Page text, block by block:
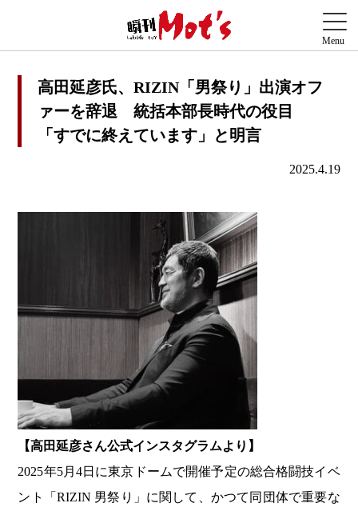
高田延彦氏、RIZIN「男祭り」出演オフ
ァーを辞退 統括本部長時代の役目
「すでに終えています」と明言
2025.4.19
【高田延彦さん公式インスタグラムより】
2025年5月4日に東京ドームで開催予定の総合格闘技イベ
ント「RIZIN 男祭り」に関して、かつて同団体で重要な